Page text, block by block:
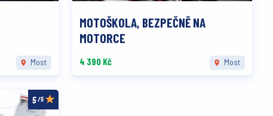
Most
MOTOŠKOLA, BEZPEČNĚ NA
MOTORCE
4 390 Kč Most
/5